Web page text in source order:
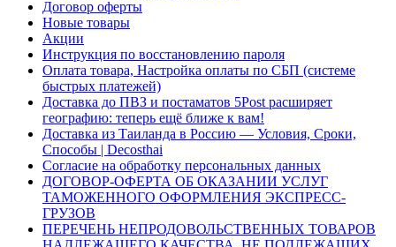
Договор оферты
Новые товары
Акции
Инструкция по восстановлению пароля
Оплата товара, Настройка оплаты по СБП (системе
быстрых платежей)
Доставка до ПВЗ и постаматов 5Post расширяет
географию: теперь ещё ближе к вам!
Доставка из Таиланда в Россию — Условия, Сроки,
Способы | Decosthai
Согласие на обработку персональных данных
ДОГОВОР-ОФЕРТА ОБ ОКАЗАНИИ УСЛУГ
ТАМОЖЕННОГО ОФОРМЛЕНИЯ ЭКСПРЕСС-
ГРУЗОВ
ПЕРЕЧЕНЬ НЕПРОДОВОЛЬСТВЕННЫХ ТОВАРОВ